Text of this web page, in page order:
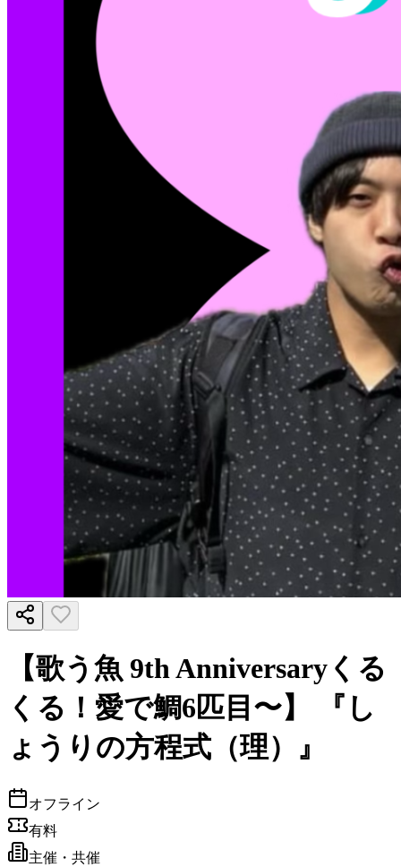
【歌う魚 9th Anniversaryくる
くる！愛で鯛6匹目〜】 『し
ょうりの方程式（理）』
オフライン
有料
主催・共催